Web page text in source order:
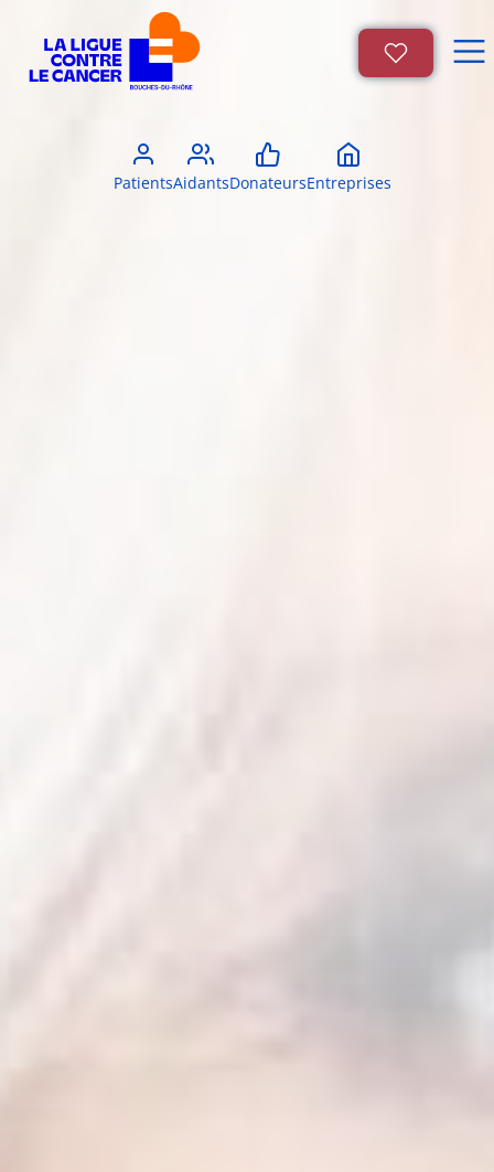
PatientsAidantsDonateursEntreprises